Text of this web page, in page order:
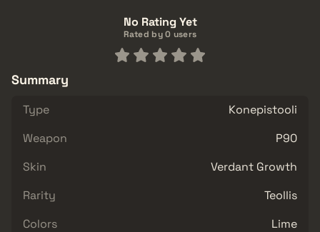
No Rating Yet
Rated by 0 users
Summary
Type
Konepistooli
Weapon
P90
Skin
Verdant Growth
Rarity
Teollis
Colors
Lime